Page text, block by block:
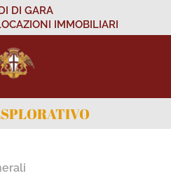
DI GARA
IMMOBILIARI